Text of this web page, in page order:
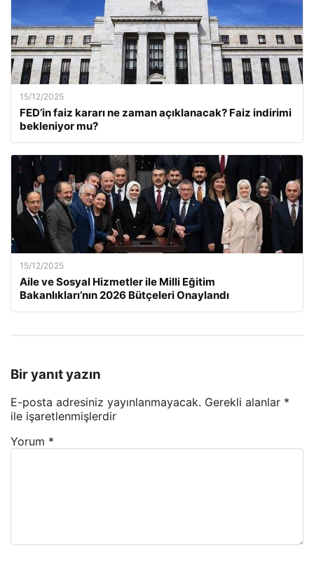
15/12/2025
FED’in faiz kararı ne zaman açıklanacak? Faiz indirimi
bekleniyor mu?
15/12/2025
Aile ve Sosyal Hizmetler ile Milli Eğitim
Bakanlıkları’nın 2026 Bütçeleri Onaylandı
Bir yanıt yazın
E-posta adresiniz yayınlanmayacak. Gerekli alanlar *
ile işaretlenmişlerdir
Yorum *